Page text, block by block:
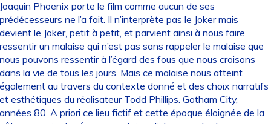
Phoenix porte le film comme aucun de ses
ne l’a fait. Il n’interprète pas le Joker mais
le Joker, petit à petit, et parvient ainsi à nous faire
un malaise qui n’est pas sans rappeler le malaise que
pouvons ressentir à l’égard des fous que nous croisons
la vie de tous les jours. Mais ce malaise nous atteint
au travers du contexte donné et des choix narratifs
esthétiques du réalisateur Todd Phillips. Gotham City,
80. A priori ce lieu fictif et cette époque éloignée de la